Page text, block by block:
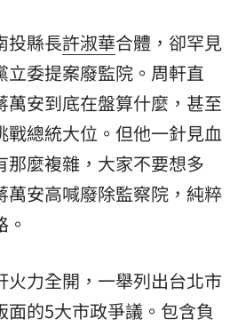
投縣長許淑華合體，卻罕見
立委提案廢監院。周軒直
萬安到底在盤算什麼，甚至
戰總統大位。但他一針見血
那麼複雜，大家不要想多
萬安高喊廢除監察院，純粹
火力全開，一舉列出台北市
的5大市政爭議。包含負